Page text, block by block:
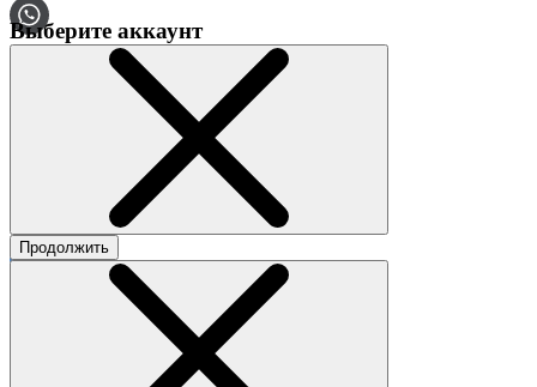
О сервисе
©2017-2020 beautybox.ru
Договор-оферта
Выберите аккаунт
Продолжить